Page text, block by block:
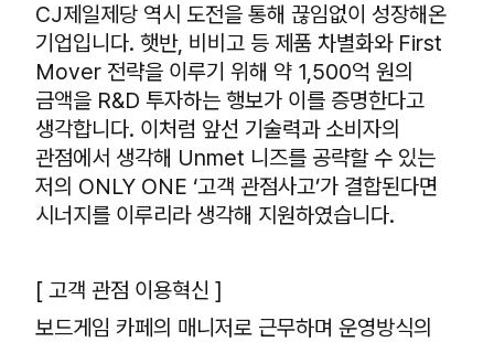
CJ제일제당 역시 도전을 통해 끊임없이 성장해온
기업입니다. 햇반, 비비고 등 제품 차별화와 First
Mover 전략을 이루기 위해 약 1,500억 원의
금액을 R&D 투자하는 행보가 이를 증명한다고
생각합니다. 이처럼 앞선 기술력과 소비자의
관점에서 생각해 Unmet 니즈를 공략할 수 있는
저의 ONLY ONE ‘고객 관점사고’가 결합된다면
시너지를 이루리라 생각해 지원하였습니다.
[ 고객 관점 이용혁신 ]
보드게임 카페의 매니저로 근무하며 운영방식의